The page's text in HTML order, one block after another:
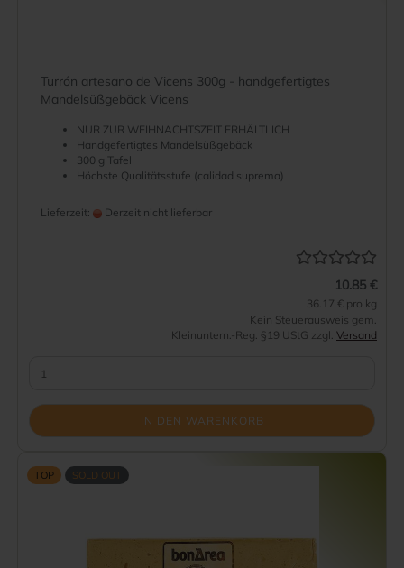
Turrón artesano de Vicens 300g - handgefertigtes
Mandelsüßgebäck Vicens
NUR ZUR WEIHNACHTSZEIT ERHÄLTLICH
Handgefertigtes Mandelsüßgebäck
300 g Tafel
Höchste Qualitätsstufe (calidad suprema)
Lieferzeit: Derzeit nicht lieferbar
10.85 €
36.17 € pro kg
Kein Steuerausweis gem.
Kleinuntern.-Reg. §19 UStG zzgl. Versand
IN DEN WARENKORB
TOP SOLD OUT